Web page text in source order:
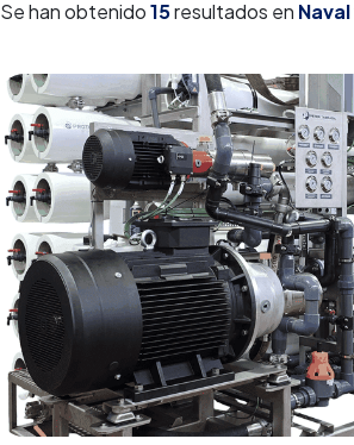
Se han obtenido15resultados en